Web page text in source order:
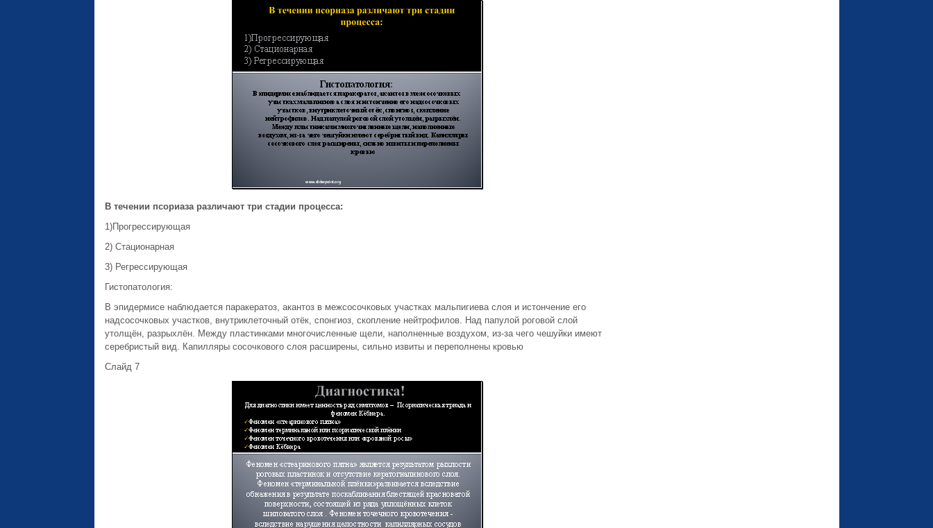
В течении псориаза различают три стадии процесса:
1)Прогрессирующая
2) Стационарная
3) Регрессирующая
Гистопатология:
В эпидермисе наблюдается паракератоз, акантоз в межсосочковых участках мальпигиева слоя и истончение его
надсосочковых участков, внутриклеточный отёк, спонгиоз, скопление нейтрофилов. Над папулой роговой слой
утолщён, разрыхлён. Между пластинками многочисленные щели, наполненные воздухом, из-за чего чешуйки имеют
серебристый вид. Капилляры сосочкового слоя расширены, сильно извиты и переполнены кровью
Слайд 7